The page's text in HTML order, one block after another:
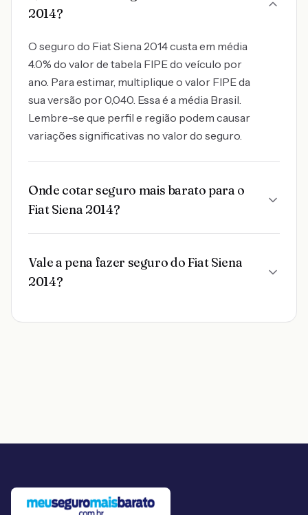
2014?
O seguro do Fiat Siena 2014 custa em média
4.0% do valor de tabela FIPE do veículo por
ano. Para estimar, multiplique o valor FIPE da
sua versão por 0,040. Essa é a média Brasil.
Lembre-se que perfil e região podem causar
variações significativas no valor do seguro.
Onde cotar seguro mais barato para o
Fiat Siena 2014?
Vale a pena fazer seguro do Fiat Siena
2014?